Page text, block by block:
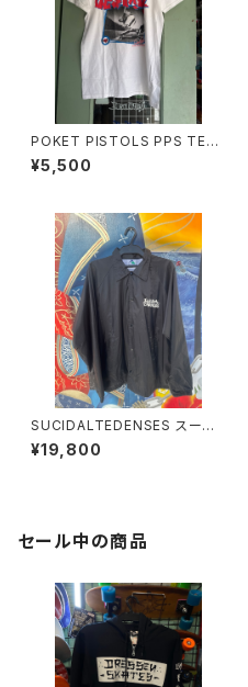
POKET PISTOLS PPS TEE t
シャツ
¥5,500
SUCIDALTEDENSES スーサ
イダルテンデンシーズ コーチ
ジャケット USA
¥19,800
セール中の商品